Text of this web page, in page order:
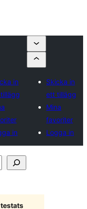
in
in
Skicka in
ett tillägg
Mina
favoriter
Logga in